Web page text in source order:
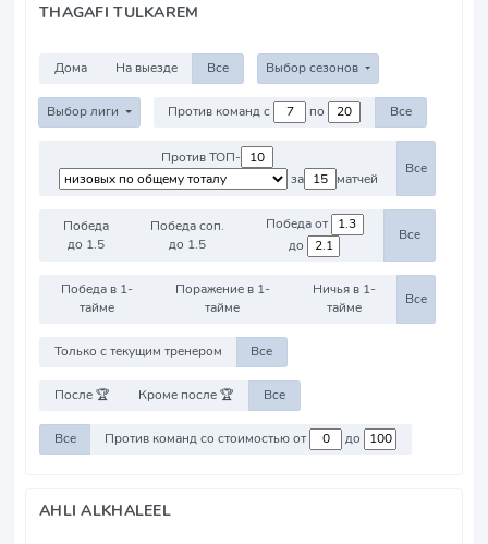
THAGAFI TULKAREM
Дома На выезде Все Выбор сезонов
Выбор лиги Против команд с по Все
Против ТОП-
за
матчей
Все
Победа
до 1.5
Победа соп.
до 1.5
Победа от
до
Все
Победа в 1-
тайме
Поражение в 1-
тайме
Ничья в 1-
тайме
Все
Только с текущим тренером Все
После 🏆 Кроме после 🏆 Все
Все Против команд со стоимостью от до
AHLI ALKHALEEL